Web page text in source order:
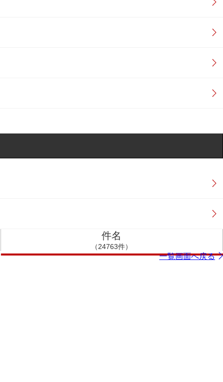
件名
（24763件）
一覧画面へ戻る